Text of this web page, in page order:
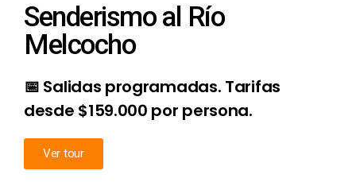
Senderismo al Río
Melcocho
📅 Salidas programadas. Tarifas
desde $159.000 por persona.
Ver tour